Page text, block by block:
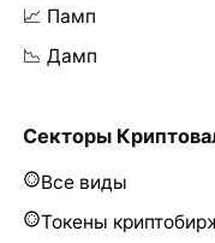
📈 Памп
📉 Дамп
Секторы
Все виды
Токены